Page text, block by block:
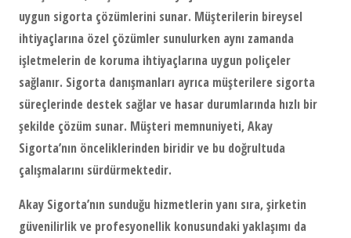
uygun sigorta çözümlerini sunar. Müşterilerin bireysel
ihtiyaçlarına özel çözümler sunulurken aynı zamanda
işletmelerin de koruma ihtiyaçlarına uygun poliçeler
sağlanır. Sigorta danışmanları ayrıca müşterilere sigorta
süreçlerinde destek sağlar ve hasar durumlarında hızlı bir
şekilde çözüm sunar. Müşteri memnuniyeti, Akay
Sigorta’nın önceliklerinden biridir ve bu doğrultuda
çalışmalarını sürdürmektedir.
Akay Sigorta’nın sunduğu hizmetlerin yanı sıra, şirketin
güvenilirlik ve profesyonellik konusundaki yaklaşımı da